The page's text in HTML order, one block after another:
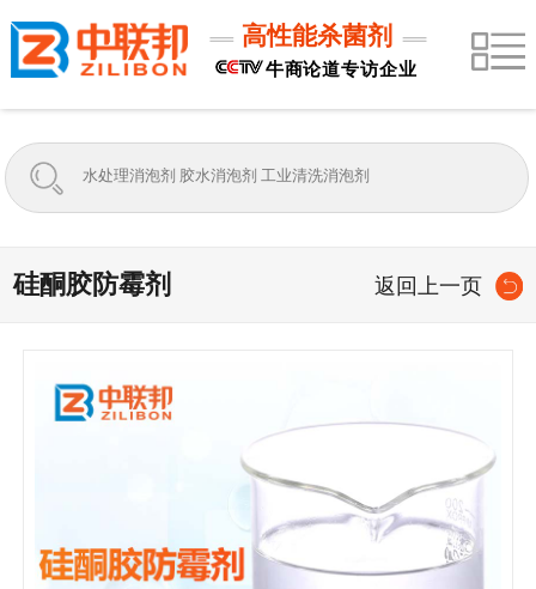
高性能杀菌剂
牛商论道专访企业
硅酮胶防霉剂 返回上一页